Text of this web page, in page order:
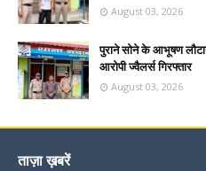
August 03, 2026
पुराने सोने के आभूषण
आरोपी ज्वैलर्स गिरफ्तार
August 03, 2026
ताज़ा ख़बरें